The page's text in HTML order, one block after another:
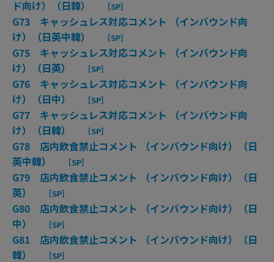
ド向け）（日韓） ［SP］
G73 キャッシュレス対応コメント （インバウンド向
け）（日英中韓）
［SP］
G75 キャッシュレス対応コメント （インバウンド向
け）（日英）
［SP］
G76 キャッシュレス対応コメント （インバウンド向
け）（日中）
［SP］
G77 キャッシュレス対応コメント （インバウンド向
け）（日韓）
［SP］
G78 店内飲食禁止コメント （インバウンド向け）（日
英中韓）
［SP］
G79 店内飲食禁止コメント （インバウンド向け）（日
英）
［SP］
G80 店内飲食禁止コメント （インバウンド向け）（日
中）
［SP］
G81 店内飲食禁止コメント （インバウンド向け）（日
韓）
［SP］